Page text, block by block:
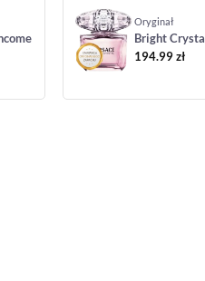
Oryginał
Bright
194.99zł